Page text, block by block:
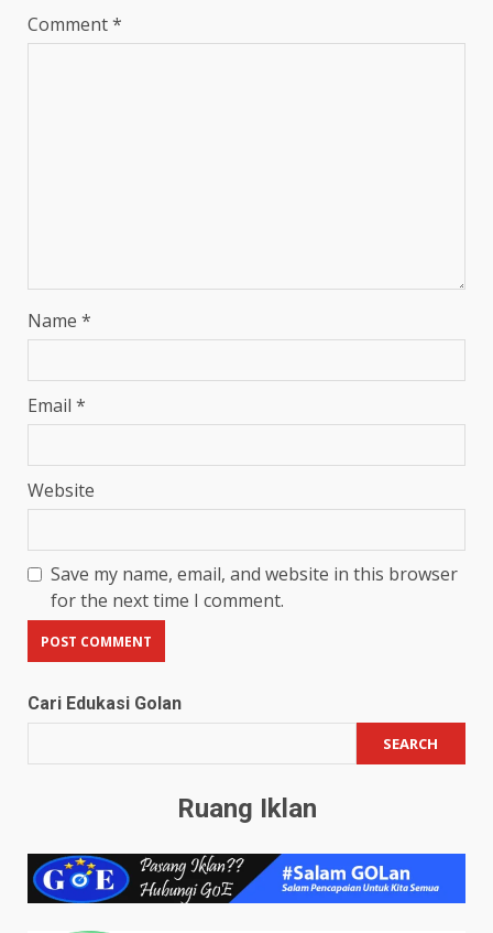
Comment*
Name *
Email *
Website
Save my name, email, and website in this browser
for the next time I comment.
Cari Edukasi Golan
SEARCH
Ruang Iklan